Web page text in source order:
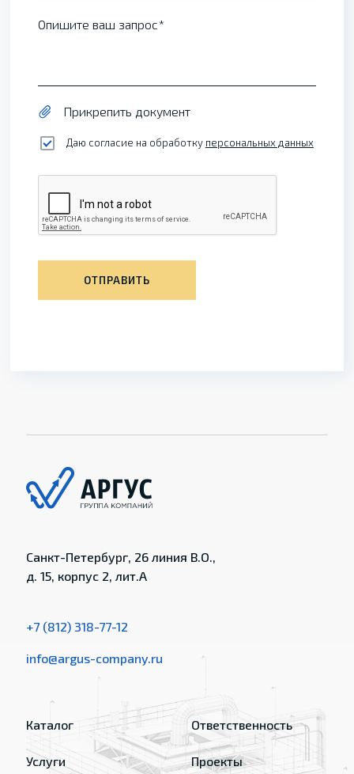
Опишите ваш запрос
Прикрепить документ
Даю согласие на обработку персональных данных
ОТПРАВИТЬ
Санкт-Петербург, 26 линия В.О.,
д. 15, корпус 2, лит.А
+7 (812) 318-77-12
info@argus-company.ru
Каталог
Услуги
Ответственность
Проекты